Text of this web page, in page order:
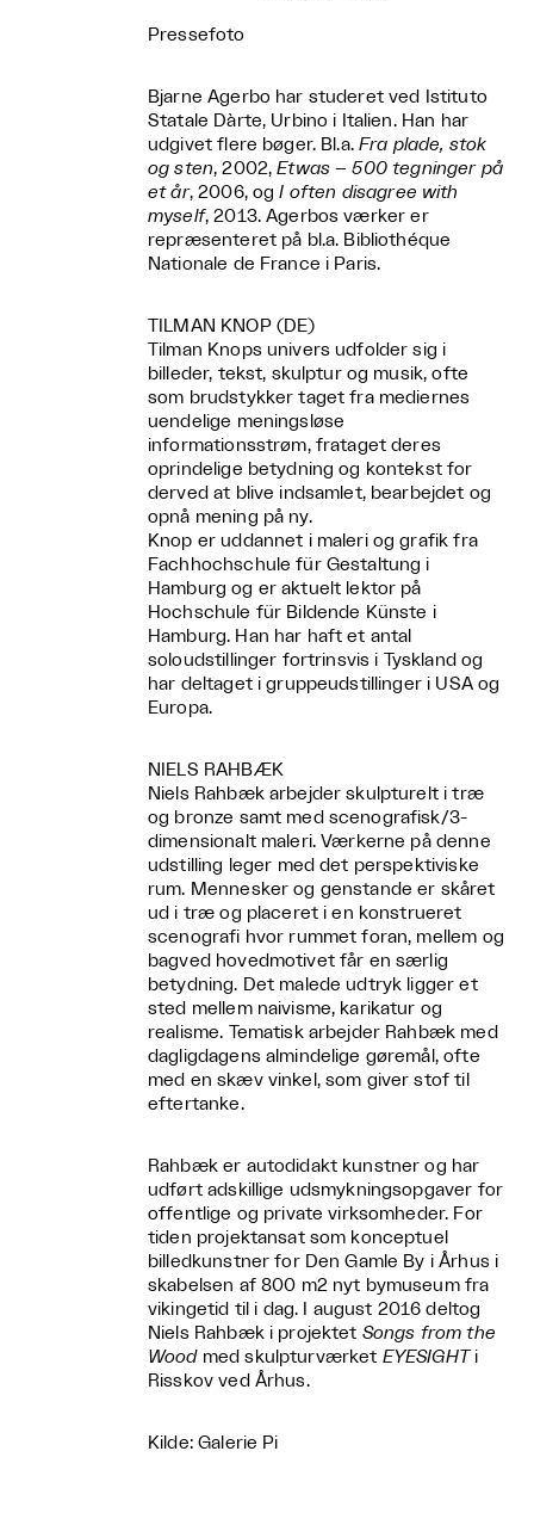
Pressefoto
Bjarne Agerbo har studeret ved Istituto
Statale Dàrte, Urbino i Italien. Han har
udgivet flere bøger. Bl.a.Fra plade, stok
og sten, 2002,Etwas – 500 tegninger på
et år, 2006, ogI often disagree with
myself, 2013. Agerbos værker er
repræsenteret på bl.a. Bibliothéque
Nationale de France i Paris.
TILMAN KNOP (DE)
Tilman Knops univers udfolder sig i
billeder, tekst, skulptur og musik, ofte
som brudstykker taget fra mediernes
uendelige meningsløse
informationsstrøm, frataget deres
oprindelige betydning og kontekst for
derved at blive indsamlet, bearbejdet og
opnå mening på ny.
Knop er uddannet i maleri og grafik fra
Fachhochschule für Gestaltung i
Hamburg og er aktuelt lektor på
Hochschule für Bildende Künste i
Hamburg. Han har haft et antal
soloudstillinger fortrinsvis i Tyskland og
har deltaget i gruppeudstillinger i USA og
Europa.
NIELS RAHBÆK
Niels Rahbæk arbejder skulpturelt i træ
og bronze samt med scenografisk/3-
dimensionalt maleri. Værkerne på denne
udstilling leger med det perspektiviske
rum. Mennesker og genstande er skåret
ud i træ og placeret i en konstrueret
scenografi hvor rummet foran, mellem og
bagved hovedmotivet får en særlig
betydning. Det malede udtryk ligger et
sted mellem naivisme, karikatur og
realisme. Tematisk arbejder Rahbæk med
dagligdagens almindelige gøremål, ofte
med en skæv vinkel, som giver stof til
eftertanke.
Rahbæk er autodidakt kunstner og har
udført adskillige udsmykningsopgaver for
offentlige og private virksomheder. For
tiden projektansat som konceptuel
billedkunstner for Den Gamle By i Århus i
skabelsen af 800 m2 nyt bymuseum fra
vikingetid til i dag. I august 2016 deltog
Niels Rahbæk i projektet Songs from the
Woodmed skulpturværket EYESIGHT i
Risskov ved Århus.
Kilde: Galerie Pi